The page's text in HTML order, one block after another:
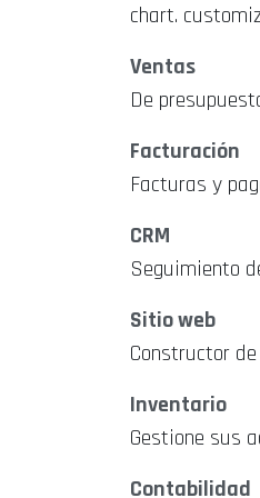
chart.
Ventas
De
Facturación
Facturas y
CRM
Seguimiento
Sitio web
Constructor
Inventario
Gestione sus
Contabilidad